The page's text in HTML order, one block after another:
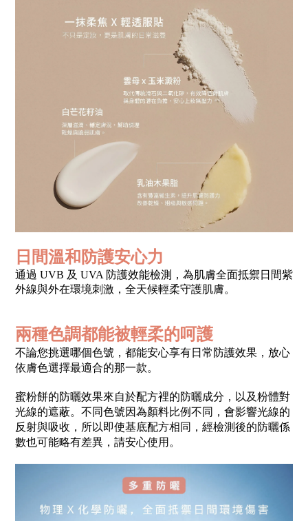
日間溫和防護安心力
通過 UVB 及 UVA 防護效能檢測，為肌膚全面抵禦日間紫
外線與外在環境刺激，全天候輕柔守護肌膚。
兩種色調都能被輕柔的呵護
不論您挑選哪個色號，都能安心享有日常防護效果，放心
依膚色選擇最適合的那一款。
蜜粉餅的防曬效果來自於配方裡的防曬成分，以及粉體對
光線的遮蔽。不同色號因為顏料比例不同，會影響光線的
反射與吸收，所以即使基底配方相同，經檢測後的防曬係
數也可能略有差異，請安心使用。